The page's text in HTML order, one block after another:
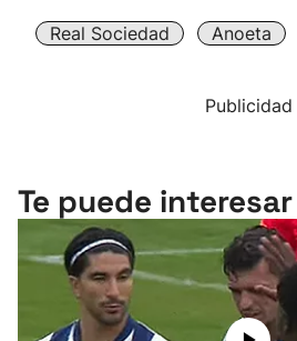
Real Sociedad Anoeta
Publicidad
Te puede interesar